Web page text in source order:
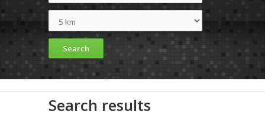
Search results